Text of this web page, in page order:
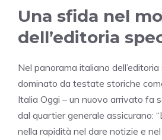
Una sfida nel
dell’editoria
Nel panorama italiano
dominato da testate storiche
Italia Oggi – un nuovo arrivato fa
dal quartier generale assicurano:
nella rapidità nel dare notizie e